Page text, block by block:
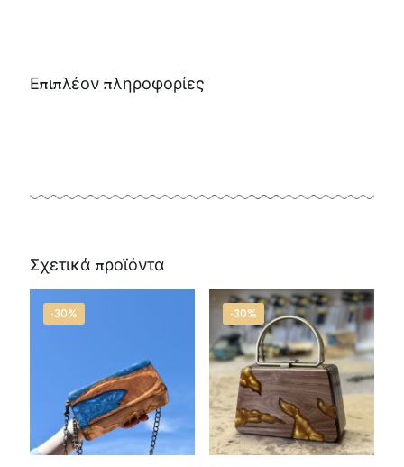
Επιπλέον πληροφορίες
Σχετικά προϊόντα
-30% -30%